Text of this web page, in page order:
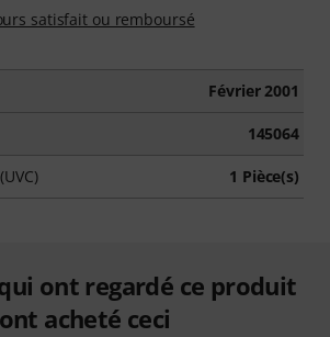
satisfait ou remboursé
Février 2001
145064
1 Pièce(s)
ont regardé ce produit
ont acheté ceci